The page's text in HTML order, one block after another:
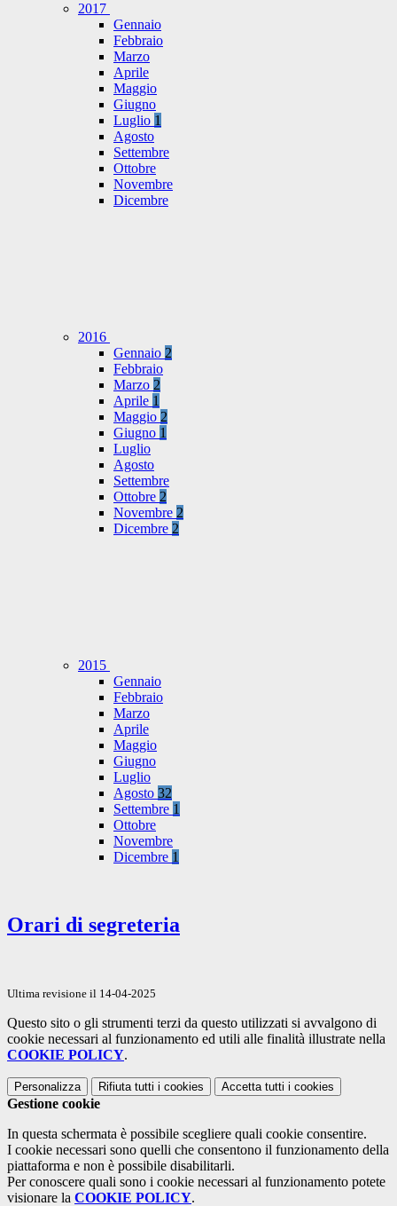
2017
Gennaio
Febbraio
Marzo
Aprile
Maggio
Giugno
Luglio 1
Agosto
Settembre
Ottobre
Novembre
Dicembre
2016
Gennaio 2
Febbraio
Marzo 2
Aprile 1
Maggio 2
Giugno 1
Luglio
Agosto
Settembre
Ottobre 2
Novembre 2
Dicembre 2
2015
Gennaio
Febbraio
Marzo
Aprile
Maggio
Giugno
Luglio
Agosto 32
Settembre 1
Ottobre
Novembre
Dicembre 1
Orari di segreteria
Ultima revisione il 14-04-2025
Questo sito o gli strumenti terzi da questo utilizzati si avvalgono di
cookie necessari al funzionamento ed utili alle finalità illustrate nella
COOKIE POLICY.
Personalizza Rifiuta tutti i cookies Accetta tutti i cookies
Gestione cookie
In questa schermata è possibile scegliere quali cookie consentire.
I cookie necessari sono quelli che consentono il funzionamento della
piattaforma e non è possibile disabilitarli.
Per conoscere quali sono i cookie necessari al funzionamento potete
visionare la COOKIE POLICY.